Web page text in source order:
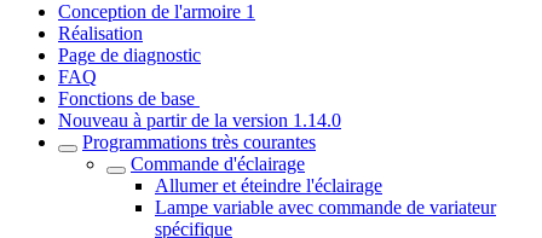
Conception de l'armoire 1
Réalisation
Page de diagnostic
FAQ
Fonctions de base
Nouveau à partir de la version 1.14.0
Programmations très courantes
Commande d'éclairage
Allumer et éteindre l'éclairage
Lampe variable avec commande de variateur
spécifique